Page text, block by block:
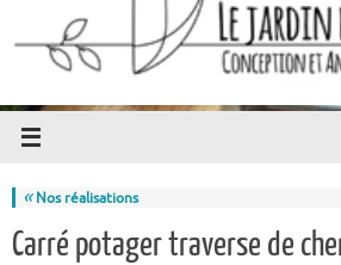
«Nos réalisations
Carré potager traverse de